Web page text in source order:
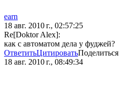
earn
18 авг. 2010 г., 02:57:25
Re[Doktor Alex]:
как с автоматом дела у фуджей?
ОтветитьЦитироватьПоделиться
18 авг. 2010 г., 08:49:34